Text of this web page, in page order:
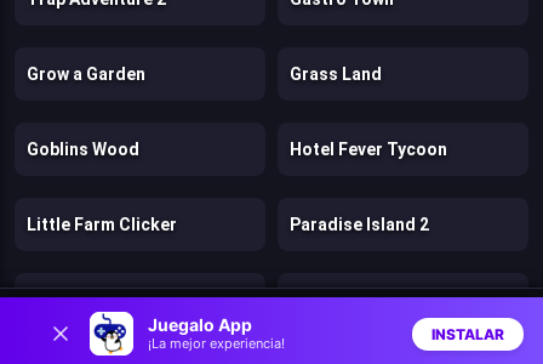
Juegalo App
¡La mejor experiencia!
INSTALAR
Grow a Garden Grass Land
Goblins Wood Hotel Fever Tycoon
Little Farm Clicker Paradise Island 2
Royal Society Iza's Supermarket